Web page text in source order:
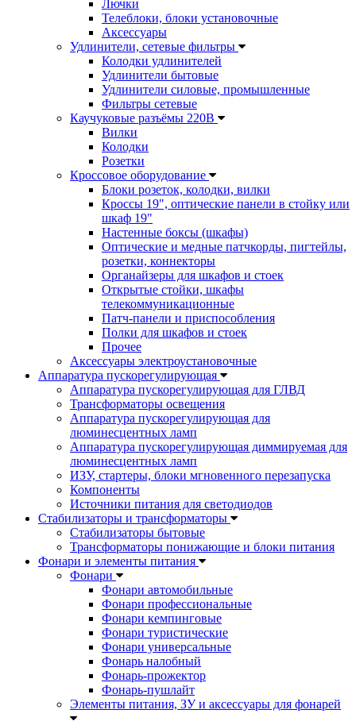
Лючки
Телеблоки, блоки установочные
Аксессуары
Удлинители, сетевые фильтры
Колодки удлинителей
Удлинители бытовые
Удлинители силовые, промышленные
Фильтры сетевые
Каучуковые разъёмы 220В
Вилки
Колодки
Розетки
Кроссовое оборудование
Блоки розеток, колодки, вилки
Кроссы 19", оптические панели в стойку или
шкаф 19"
Настенные боксы (шкафы)
Оптические и медные патчкорды, пигтейлы,
розетки, коннекторы
Органайзеры для шкафов и стоек
Открытые стойки, шкафы
телекоммуникационные
Патч-панели и приспособления
Полки для шкафов и стоек
Прочее
Аксессуары электроустановочные
Аппаратура пускорегулирующая
Аппаратура пускорегулирующая для ГЛВД
Трансформаторы освещения
Аппаратура пускорегулирующая для
люминесцентных ламп
Аппаратура пускорегулирующая диммируемая для
люминесцентных ламп
ИЗУ, стартеры, блоки мгновенного перезапуска
Компоненты
Источники питания для светодиодов
Стабилизаторы и трансформаторы
Стабилизаторы бытовые
Трансформаторы понижающие и блоки питания
Фонари и элементы питания
Фонари
Фонари автомобильные
Фонари профессиональные
Фонари кемпинговые
Фонари туристические
Фонари универсальные
Фонарь налобный
Фонарь-прожектор
Фонарь-пушлайт
Элементы питания, ЗУ и аксессуары для фонарей